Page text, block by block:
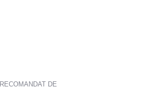
RECOMANDAT DE